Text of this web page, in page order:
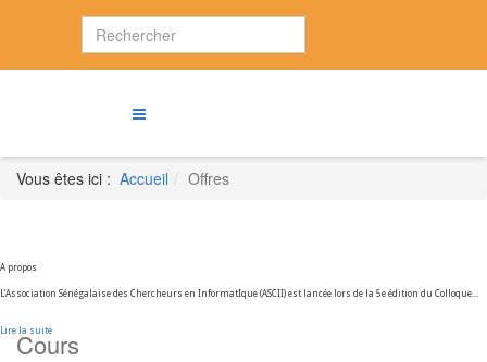
Vous êtes ici : Accueil Offres
A propos
L’Association Sénégalaise des Chercheurs en InformatIque (ASCII) est lancée lors de la 5e édition du Colloque...
Lire la suite
Cours